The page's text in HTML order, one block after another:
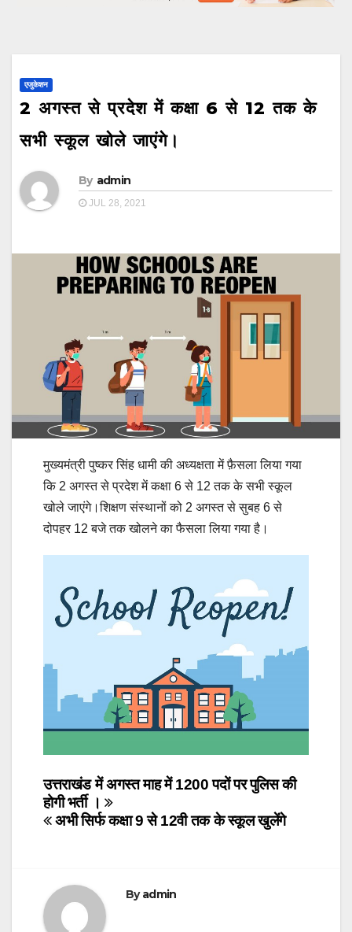
एजुकेशन
2 अगस्त से प्रदेश में कक्षा 6 से 12 तक के
सभी स्कूल खोले जाएंगे।
By admin
JUL 28, 2021
मुख्यमंत्री पुष्कर सिंह धामी की अध्यक्षता में फ़ैसला लिया गया
कि 2 अगस्त से प्रदेश में कक्षा 6 से 12 तक के सभी स्कूल
खोले जाएंगे।शिक्षण संस्थानों को 2 अगस्त से सुबह 6 से
दोपहर 12 बजे तक खोलने का फैसला लिया गया है।
Post
navigation
उत्तराखंड में अगस्त माह में 1200 पदों पर पुलिस की
होगी भर्ती ।
अभी सिर्फ कक्षा 9 से 12वी तक के स्कूल खुलेंगे
Byadmin